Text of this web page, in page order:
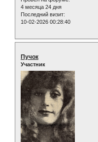
4 месяца 24 дня
Последний визит:
10-02-2026 00:28:40
Пучок
Участник